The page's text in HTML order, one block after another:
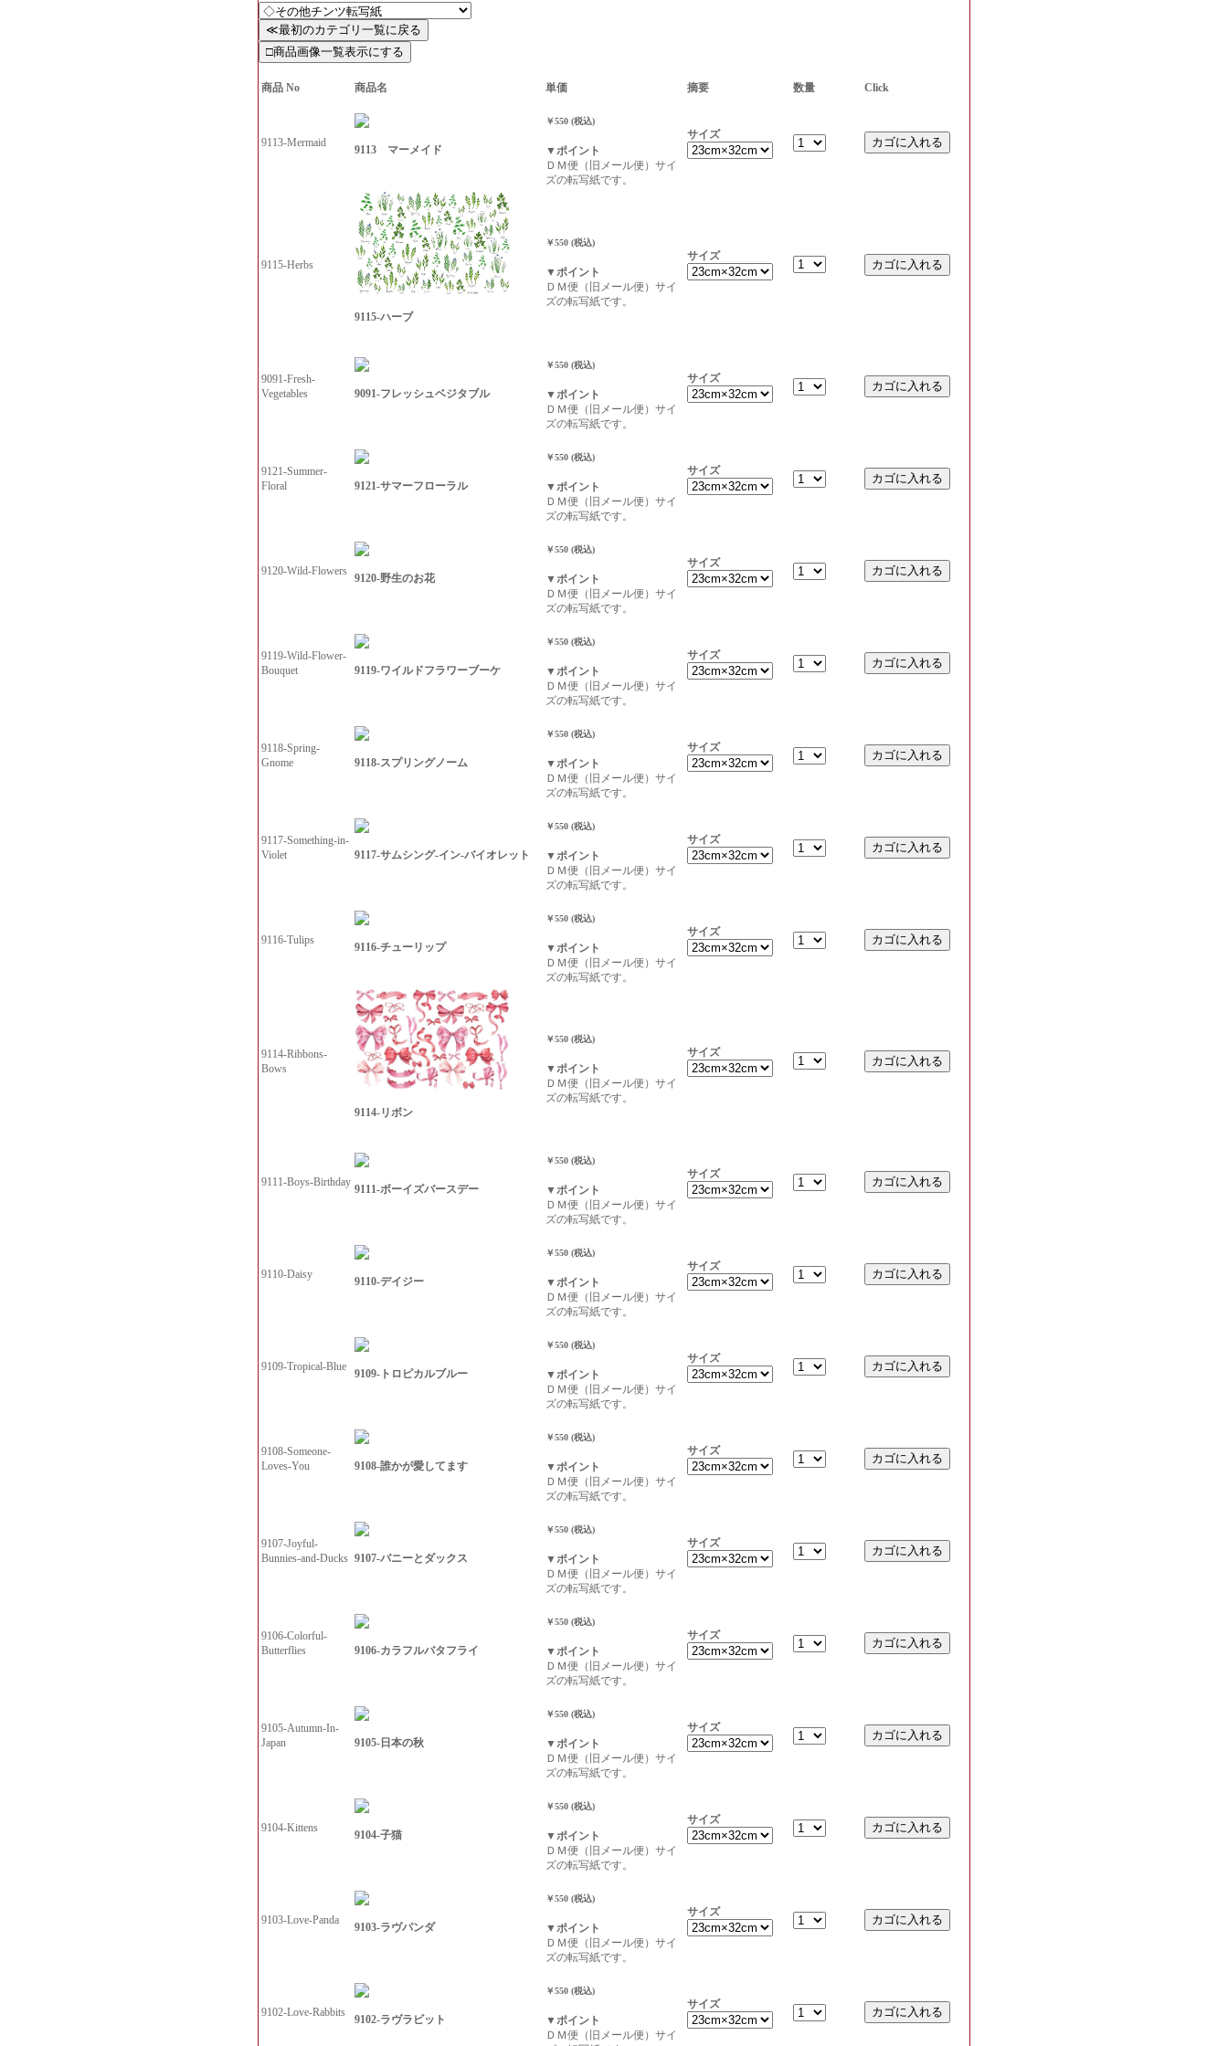
商品 No 商品名 単価 摘要 数量 Click
9113-Mermaid
9113 マーメイド
￥550 (税込)
▼ポイント
ＤＭ便（旧メール便）サイ
ズの転写紙です。
サイズ
9115-Herbs
9115-ハーブ
￥550 (税込)
▼ポイント
ＤＭ便（旧メール便）サイ
ズの転写紙です。
サイズ
9091-Fresh-
Vegetables
9091-フレッシュベジタブル
￥550 (税込)
▼ポイント
ＤＭ便（旧メール便）サイ
ズの転写紙です。
サイズ
9121-Summer-
Floral
9121-サマーフローラル
￥550 (税込)
▼ポイント
ＤＭ便（旧メール便）サイ
ズの転写紙です。
サイズ
9120-Wild-Flowers
9120-野生のお花
￥550 (税込)
▼ポイント
ＤＭ便（旧メール便）サイ
ズの転写紙です。
サイズ
9119-Wild-Flower-
Bouquet
9119-ワイルドフラワーブーケ
￥550 (税込)
▼ポイント
ＤＭ便（旧メール便）サイ
ズの転写紙です。
サイズ
9118-Spring-
Gnome
9118-スプリングノーム
￥550 (税込)
▼ポイント
ＤＭ便（旧メール便）サイ
ズの転写紙です。
サイズ
9117-Something-in-
Violet
9117-サムシング-イン-バイオレット
￥550 (税込)
▼ポイント
ＤＭ便（旧メール便）サイ
ズの転写紙です。
サイズ
9116-Tulips
9116-チューリップ
￥550 (税込)
▼ポイント
ＤＭ便（旧メール便）サイ
ズの転写紙です。
サイズ
9114-Ribbons-
Bows
9114-リボン
￥550 (税込)
▼ポイント
ＤＭ便（旧メール便）サイ
ズの転写紙です。
サイズ
9111-Boys-Birthday
9111-ボーイズバースデー
￥550 (税込)
▼ポイント
ＤＭ便（旧メール便）サイ
ズの転写紙です。
サイズ
9110-Daisy
9110-デイジー
￥550 (税込)
▼ポイント
ＤＭ便（旧メール便）サイ
ズの転写紙です。
サイズ
9109-Tropical-Blue
9109-トロピカルブルー
￥550 (税込)
▼ポイント
ＤＭ便（旧メール便）サイ
ズの転写紙です。
サイズ
9108-Someone-
Loves-You
9108-誰かが愛してます
￥550 (税込)
▼ポイント
ＤＭ便（旧メール便）サイ
ズの転写紙です。
サイズ
9107-Joyful-
Bunnies-and-Ducks 9107-バニーとダックス
￥550 (税込)
▼ポイント
ＤＭ便（旧メール便）サイ
ズの転写紙です。
サイズ
9106-Colorful-
Butterflies
9106-カラフルバタフライ
￥550 (税込)
▼ポイント
ＤＭ便（旧メール便）サイ
ズの転写紙です。
サイズ
9105-Autumn-In-
Japan
9105-日本の秋
￥550 (税込)
▼ポイント
ＤＭ便（旧メール便）サイ
ズの転写紙です。
サイズ
9104-Kittens
9104-子猫
￥550 (税込)
▼ポイント
ＤＭ便（旧メール便）サイ
ズの転写紙です。
サイズ
9103-Love-Panda
9103-ラヴパンダ
￥550 (税込)
▼ポイント
ＤＭ便（旧メール便）サイ
ズの転写紙です。
サイズ
9102-Love-Rabbits
9102-ラヴラビット
￥550 (税込)
▼ポイント
ＤＭ便（旧メール便）サイ
サイズ